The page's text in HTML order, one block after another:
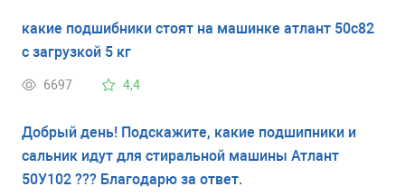
какие подшибники стоят на машинке атлант 50с82
с загрузкой 5 кг
6697 4,4
Добрый день! Подскажите, какие подшипники и
сальник идут для стиральной машины Атлант
50У102 ??? Благодарю за ответ.